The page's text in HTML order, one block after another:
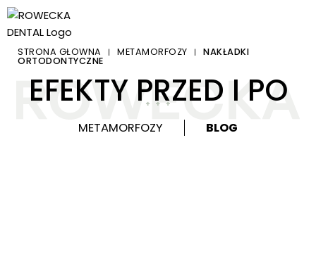
STRONA GŁÓWNA | METAMORFOZY | NAKŁADKI
ORTODONTYCZNE
EFEKTY PRZED I PO
METAMORFOZY BLOG